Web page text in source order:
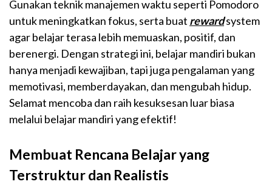
Gunakan teknik manajemen waktu seperti Pomodoro
untuk meningkatkan fokus, serta buat rewardsystem
agar belajar terasa lebih memuaskan, positif, dan
berenergi. Dengan strategi ini, belajar mandiri bukan
hanya menjadi kewajiban, tapi juga pengalaman yang
memotivasi, memberdayakan, dan mengubah hidup.
Selamat mencoba dan raih kesuksesan luar biasa
melalui belajar mandiri yang efektif!
Membuat Rencana Belajar yang
Terstruktur dan Realistis